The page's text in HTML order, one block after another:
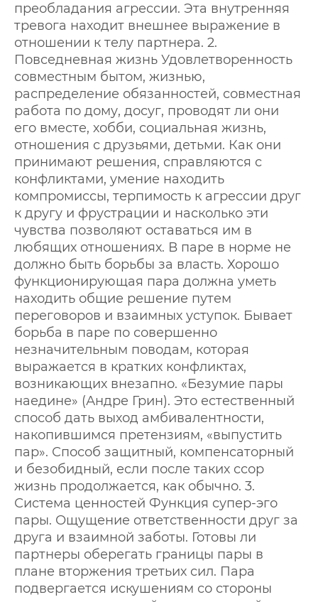
преобладания агрессии. Эта внутренняя
тревога находит внешнее выражение в
отношении к телу партнера. 2.
Повседневная жизнь Удовлетворенность
совместным бытом, жизнью,
распределение обязанностей, совместная
работа по дому, досуг, проводят ли они
его вместе, хобби, социальная жизнь,
отношения с друзьями, детьми. Как они
принимают решения, справляются с
конфликтами, умение находить
компромиссы, терпимость к агрессии друг
к другу и фрустрации и насколько эти
чувства позволяют оставаться им в
любящих отношениях. В паре в норме не
должно быть борьбы за власть. Хорошо
функционирующая пара должна уметь
находить общие решение путем
переговоров и взаимных уступок. Бывает
борьба в паре по совершенно
незначительным поводам, которая
выражается в кратких конфликтах,
возникающих внезапно. «Безумие пары
наедине» (Андре Грин). Это естественный
способ дать выход амбивалентности,
накопившимся претензиям, «выпустить
пар». Способ защитный, компенсаторный
и безобидный, если после таких ссор
жизнь продолжается, как обычно. 3.
Система ценностей Функция супер-эго
пары. Ощущение ответственности друг за
друга и взаимной заботы. Готовы ли
партнеры оберегать границы пары в
плане вторжения третьих сил. Пара
подвергается искушениям со стороны